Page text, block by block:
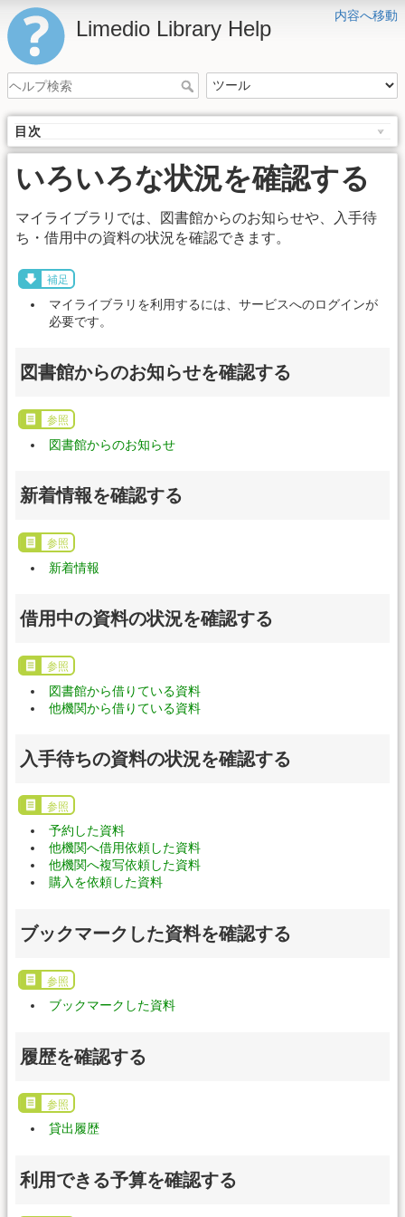
内容へ移動
Limedio Library Help
目次
いろいろな状況を確認する
マイライブラリでは、図書館からのお知らせや、入手待
ち・借用中の資料の状況を確認できます。
補足
マイライブラリを利用するには、サービスへのログインが
必要です。
図書館からのお知らせを確認する
参照
図書館からのお知らせ
新着情報を確認する
参照
新着情報
借用中の資料の状況を確認する
参照
図書館から借りている資料
他機関から借りている資料
入手待ちの資料の状況を確認する
参照
予約した資料
他機関へ借用依頼した資料
他機関へ複写依頼した資料
購入を依頼した資料
ブックマークした資料を確認する
参照
ブックマークした資料
履歴を確認する
参照
貸出履歴
利用できる予算を確認する